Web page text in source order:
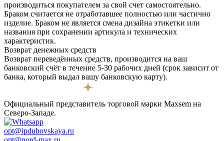
производиться покупателем за свой счет самостоятельно.
Браком считается не отработавшее полностью или частично
изделие. Браком не является смена дизайна этикетки или
названия при сохранении артикула и технических
характеристик.
Возврат денежных средств
Возврат переведённых средств, производится на ваш
банковский счёт в течение 5-30 рабочих дней (срок зависит от
банка, который выдал вашу банковскую карту).
Официальный представитель торговой марки Maxsem на
Северо-Западе.
opt@ipdubovskaya.ru